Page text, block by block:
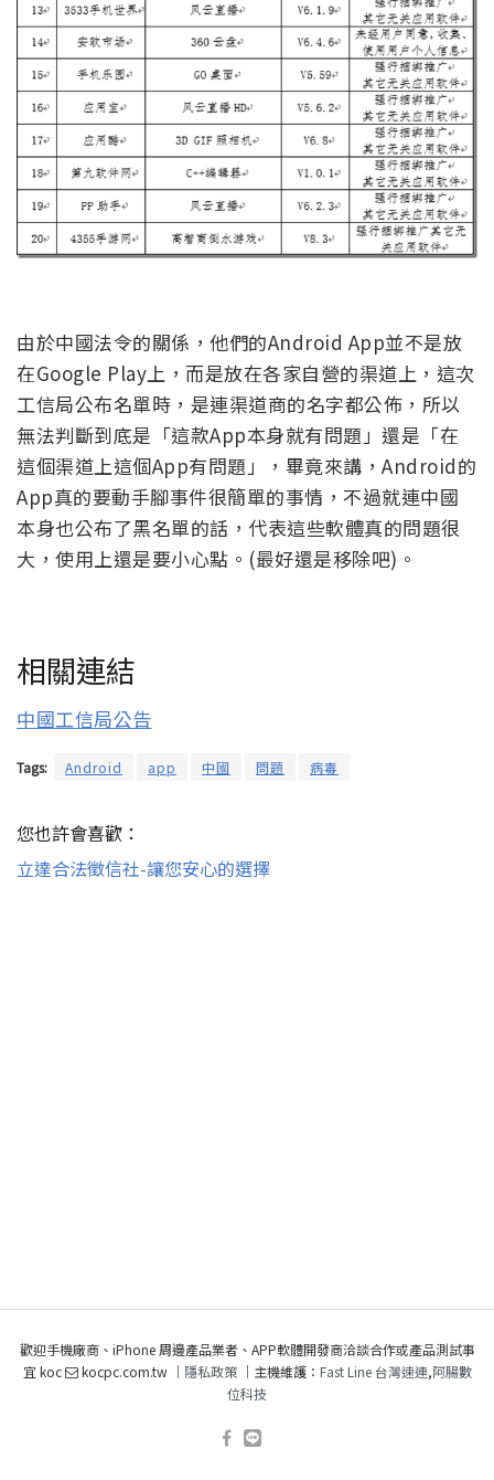
由於中國法令的關係，他們的Android App並不是放
在Google Play上，而是放在各家自營的渠道上，這次
工信局公布名單時，是連渠道商的名字都公佈，所以
無法判斷到底是「這款App本身就有問題」還是「在
這個渠道上這個App有問題」，畢竟來講，Android的
App真的要動手腳事件很簡單的事情，不過就連中國
本身也公布了黑名單的話，代表這些軟體真的問題很
大，使用上還是要小心點。(最好還是移除吧)。
相關連結
中國工信局公告
Tags: Android app 中國 問題 病毒
您也許會喜歡：
立達合法徵信社-讓您安心的選擇
歡迎手機廠商、iPhone 周邊產品業者、APP軟體開發商洽談合作或產品測試事
宜 koc
kocpc.com.tw ｜ 隱私政策｜主機維護： Fast Line 台灣速連,阿腸數
位科技